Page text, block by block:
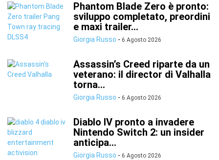
Phantom Blade Zero è pronto:
sviluppo completato, preordini
e maxi trailer...
Giorgia Russo - 6 Agosto 2026
Assassin’s Creed riparte da un
veterano: il director di Valhalla
torna...
Giorgia Russo - 6 Agosto 2026
Diablo IV pronto a invadere
Nintendo Switch 2: un insider
anticipa...
Giorgia Russo - 6 Agosto 2026